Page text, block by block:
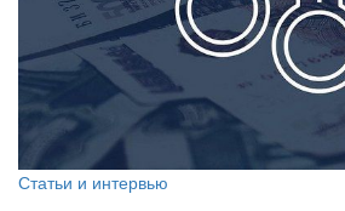
Статьи и интервью